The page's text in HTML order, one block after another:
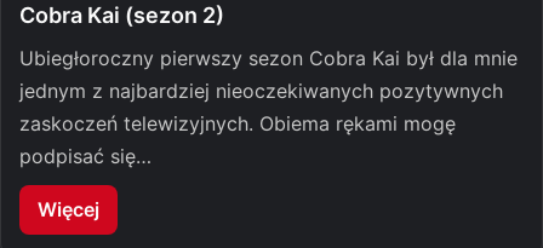
Cobra Kai (sezon 2)
Ubiegłoroczny pierwszy sezon Cobra Kai był dla mnie
jednym z najbardziej nieoczekiwanych pozytywnych
zaskoczeń telewizyjnych. Obiema rękami mogę
podpisać się…
Więcej